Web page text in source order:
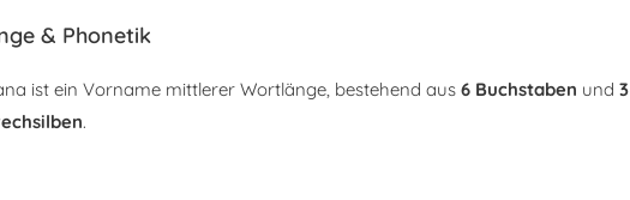
& Phonetik
ist ein Vorname mittlerer Wortlänge, bestehend aus 6 Buchstaben und 3
.